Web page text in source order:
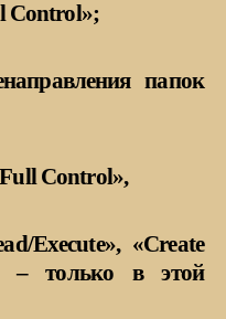
Control»;
папок
Control»,
Execute», «Create
– только в этой